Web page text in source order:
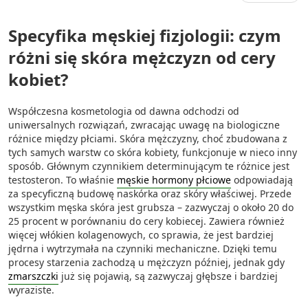
Specyfika męskiej fizjologii: czym
różni się skóra mężczyzn od cery
kobiet?
Współczesna kosmetologia od dawna odchodzi od
uniwersalnych rozwiązań, zwracając uwagę na biologiczne
różnice między płciami. Skóra mężczyzny, choć zbudowana z
tych samych warstw co skóra kobiety, funkcjonuje w nieco inny
sposób. Głównym czynnikiem determinującym te różnice jest
testosteron. To właśnie męskie hormony płciowe odpowiadają
za specyficzną budowę naskórka oraz skóry właściwej. Przede
wszystkim męska skóra jest grubsza – zazwyczaj o około 20 do
25 procent w porównaniu do cery kobiecej. Zawiera również
więcej włókien kolagenowych, co sprawia, że jest bardziej
jędrna i wytrzymała na czynniki mechaniczne. Dzięki temu
procesy starzenia zachodzą u mężczyzn później, jednak gdy
zmarszczki już się pojawią, są zazwyczaj głębsze i bardziej
wyraziste.